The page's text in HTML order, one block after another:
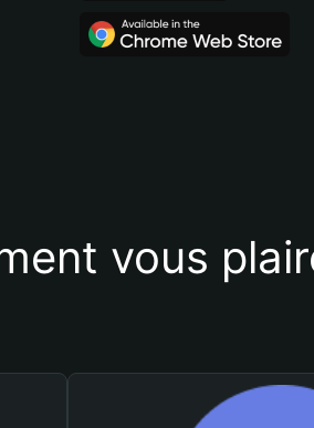
vous